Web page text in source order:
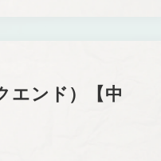
エンド）【中